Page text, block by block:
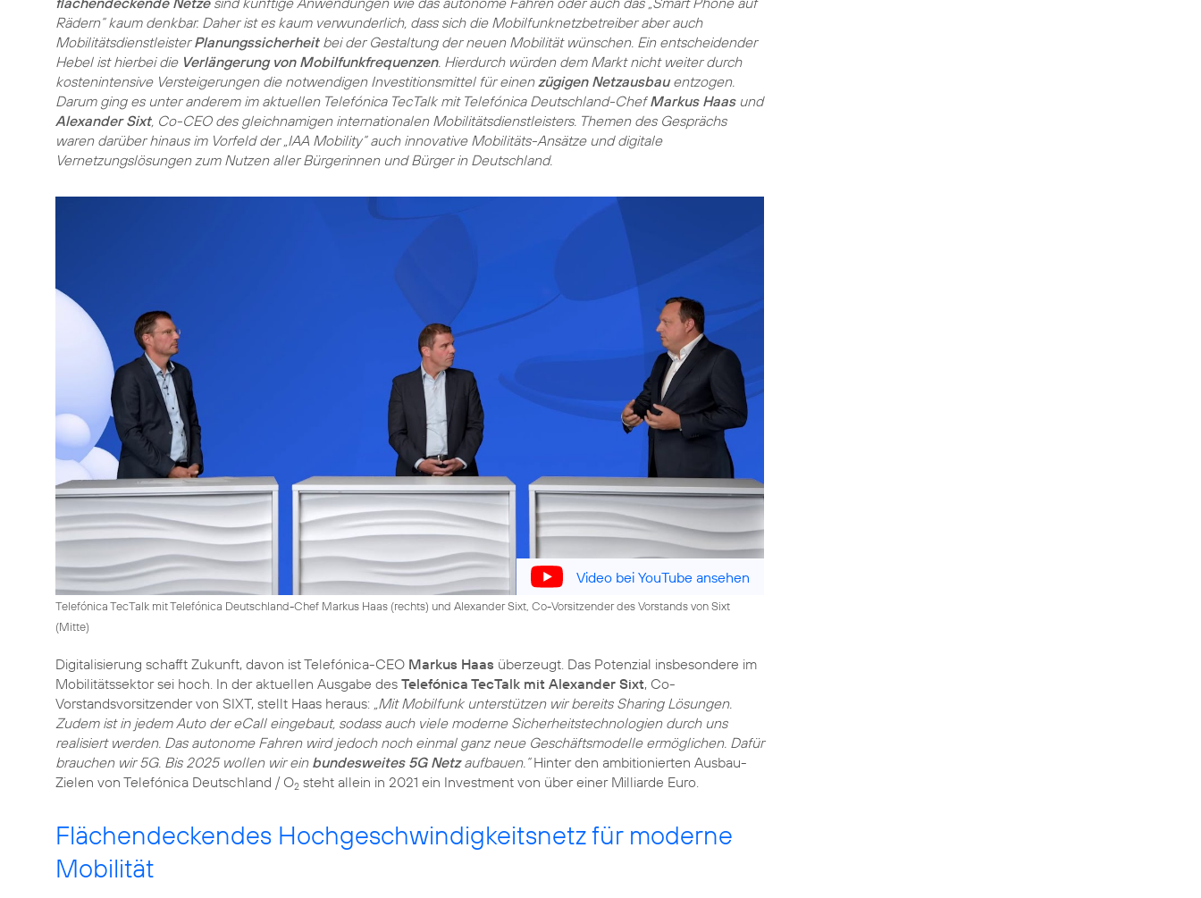
Rädern“ kaum denkbar. Daher ist es kaum verwunderlich, dass sich die Mobilfunknetzbetreiber aber auch
MobilitätsdienstleisterPlanungssicherheitbei der Gestaltung der neuen Mobilität wünschen. Ein entscheidender
Hebel ist hierbei die Verlängerung von Mobilfunkfrequenzen. Hierdurch würden dem Markt nicht weiter durch
kostenintensive Versteigerungen die notwendigen Investitionsmittel für einenzügigen Netzausbauentzogen.
Darum ging es unter anderem im aktuellen Telefónica TecTalk mit Telefónica Deutschland-ChefMarkus Haasund
Alexander Sixt, Co-CEO des gleichnamigen internationalen Mobilitätsdienstleisters. Themen des Gesprächs
waren darüber hinaus im Vorfeld der „IAA Mobility“ auch innovative Mobilitäts-Ansätze und digitale
Vernetzungslösungen zum Nutzen aller Bürgerinnen und Bürger in Deutschland.
Video bei YouTube ansehen
Telefónica TecTalk mit Telefónica Deutschland-Chef Markus Haas (rechts) und Alexander Sixt, Co-Vorsitzender des Vorstands von Sixt
(Mitte)
Digitalisierung schafft Zukunft, davon ist Telefónica-CEO Markus Haas überzeugt. Das Potenzial insbesondere im
Mobilitätssektor sei hoch. In der aktuellen Ausgabe des Telefónica TecTalk mit Alexander Sixt, Co-
Vorstandsvorsitzender von SIXT, stellt Haas heraus: „Mit Mobilfunk unterstützen wir bereits Sharing Lösungen.
Zudem ist in jedem Auto der eCall eingebaut, sodass auch viele moderne Sicherheitstechnologien durch uns
realisiert werden. Das autonome Fahren wird jedoch noch einmal ganz neue Geschäftsmodelle ermöglichen. Dafür
brauchen wir 5G. Bis 2025 wollen wir ein bundesweites 5G Netzaufbauen.“Hinter den ambitionierten Ausbau-
Zielen von Telefónica Deutschland / O2 steht allein in 2021 ein Investment von über einer Milliarde Euro.
Flächendeckendes Hochgeschwindigkeitsnetz für moderne
Mobilität